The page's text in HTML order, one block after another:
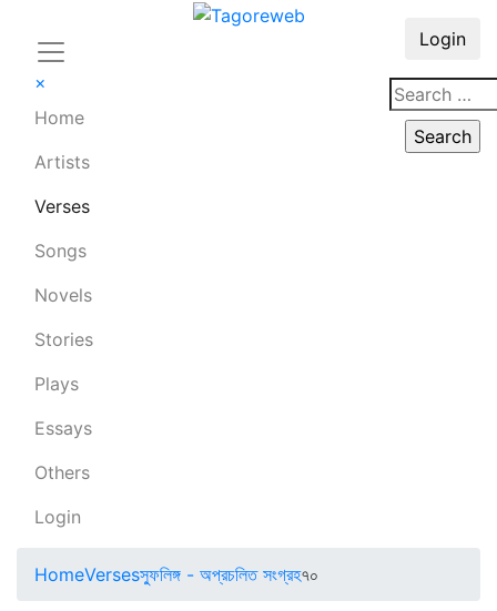
×
Home
Artists
Verses
Songs
Novels
Stories
Plays
Essays
Others
Login
Login
HomeVersesস্ফুলিঙ্গ - অপ্রচলিত সংগ্রহ৭০